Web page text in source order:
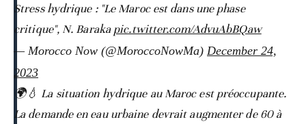
Stress hydrique : "Le Maroc est dans une phase
critique", N. Barakapic.twitter.com/AdvuAbBQaw
— Morocco Now (@MoroccoNowMa) December 24,
2023
🌍💧 La situation hydrique au Maroc est préoccupante.
La demande en eau urbaine devrait augmenter de 60 à